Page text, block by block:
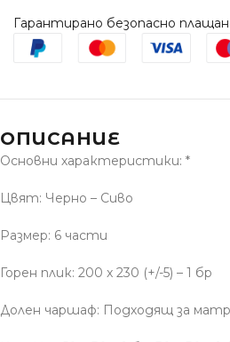
Гарантирано безопасно
ОПИСАНИЕ
Основни характеристики: *
Цвят: Черно – Сиво
Размер: 6 части
Горен плик: 200 x 230 (+/-5) – 1 бр
Долен чаршаф: Подходящ за